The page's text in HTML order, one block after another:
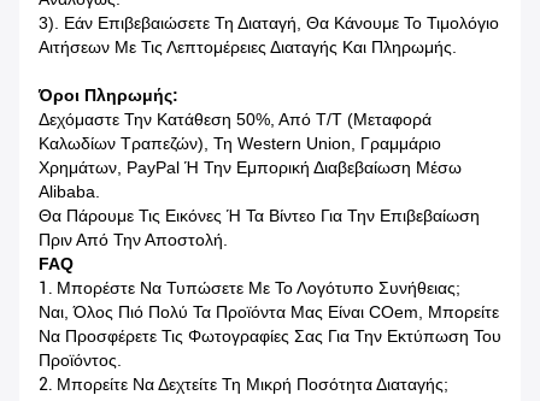
3). Εάν Επιβεβαιώσετε Τη Διαταγή, Θα Κάνουμε Το Τιμολόγιο
Αιτήσεων Με Τις Λεπτομέρειες Διαταγής Και Πληρωμής.
Όροι Πληρωμής:
Δεχόμαστε Την Κατάθεση 50%, Από T/T (μεταφορά
Καλωδίων Τραπεζών), Τη Western Union, Γραμμάριο
Χρημάτων, PayPal Ή Την Εμπορική Διαβεβαίωση Μέσω
Alibaba.
Θα Πάρουμε Τις Εικόνες Ή Τα Βίντεο Για Την Επιβεβαίωση
Πριν Από Την Αποστολή.
FAQ
1. Μπορέστε Να Τυπώσετε Με Το Λογότυπο Συνήθειας;
Ναι, Όλος Πιό Πολύ Τα Προϊόντα Μας Είναι COem, Μπορείτε
Να Προσφέρετε Τις Φωτογραφίες Σας Για Την Εκτύπωση Του
Προϊόντος.
2. Μπορείτε Να Δεχτείτε Τη Μικρή Ποσότητα Διαταγής;